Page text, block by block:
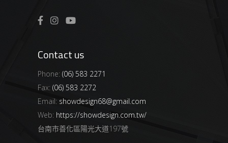
Contact us
Phone: (06) 583 2271
Fax: (06) 583 2272
Email: showdesign68@gmail.com
Web: https://showdesign.com.tw/
台南市善化區陽光大道197號